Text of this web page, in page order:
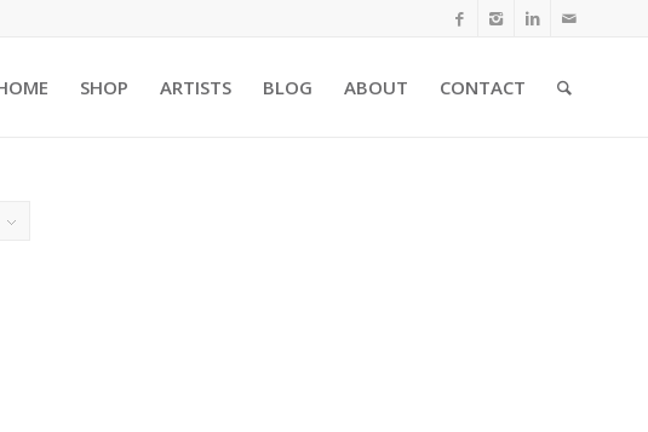
SHOP ARTISTS BLOG ABOUT CONTACT